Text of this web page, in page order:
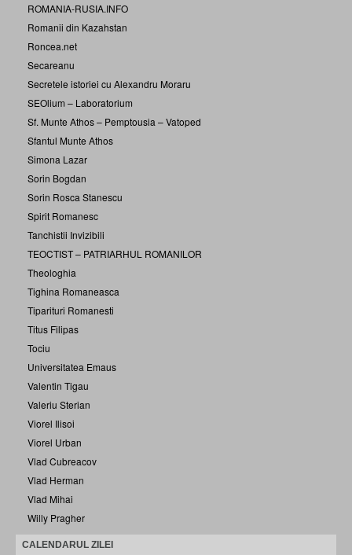
ROMANIA-RUSIA.INFO
Romanii din Kazahstan
Roncea.net
Secareanu
Secretele istoriei cu Alexandru Moraru
SEOlium – Laboratorium
Sf. Munte Athos – Pemptousia – Vatoped
Sfantul Munte Athos
Simona Lazar
Sorin Bogdan
Sorin Rosca Stanescu
Spirit Romanesc
Tanchistii Invizibili
TEOCTIST – PATRIARHUL ROMANILOR
Theologhia
Tighina Romaneasca
Tiparituri Romanesti
Titus Filipas
Tociu
Universitatea Emaus
Valentin Tigau
Valeriu Sterian
Viorel Ilisoi
Viorel Urban
Vlad Cubreacov
Vlad Herman
Vlad Mihai
Willy Pragher
CALENDARUL ZILEI